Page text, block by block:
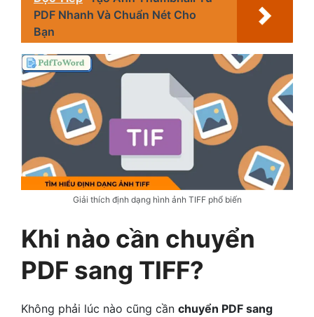
PDF Nhanh Và Chuẩn Nét Cho
Bạn
Giải thích định dạng hình ảnh TIFF phổ biến
Khi nào cần chuyển
PDF sang TIFF?
Không phải lúc nào cũng cần chuyển PDF sang